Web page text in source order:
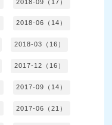
2018-09（17）
2018-06（14）
2018-03（16）
2017-12（16）
2017-09（14）
2017-06（21）